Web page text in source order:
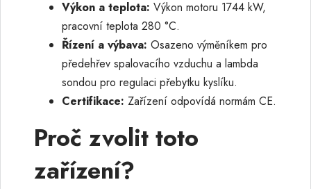
Výkon a teplota: Výkon motoru 1744 kW,
pracovní teplota 280 °C.
Řízení a výbava: Osazeno výměníkem pro
předehřev spalovacího vzduchu a lambda
sondou pro regulaci přebytku kyslíku.
Certifikace: Zařízení odpovídá normám CE.
Proč zvolit toto
zařízení?